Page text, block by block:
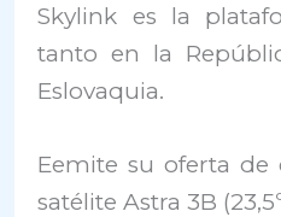
Skylink es la
tanto en la
Eslovaquia.
Eemite su oferta de
satélite Astra 3B